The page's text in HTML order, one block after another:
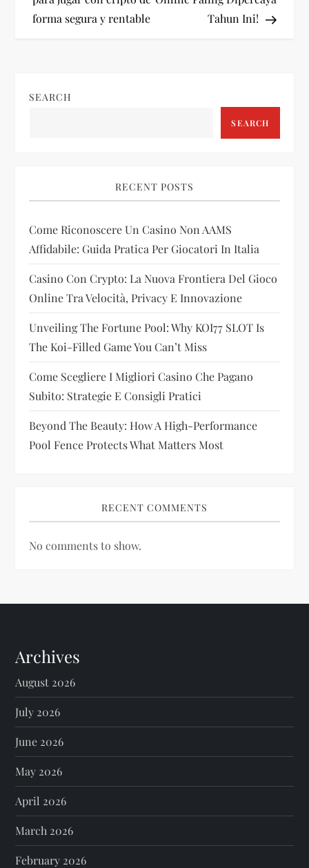
s
a
g
a
t
i
o
n
forma segura y rentable
Tahun Ini!
SEARCH
SEARCH
RECENT POSTS
Come Riconoscere Un Casino Non AAMS
Affidabile: Guida Pratica Per Giocatori In Italia
Casino Con Crypto: La Nuova Frontiera Del Gioco
Online Tra Velocità, Privacy E Innovazione
Unveiling The Fortune Pool: Why KOI77 SLOT Is
The Koi-Filled Game You Can’t Miss
Come Scegliere I Migliori Casino Che Pagano
Subito: Strategie E Consigli Pratici
Beyond The Beauty: How A High-Performance
Pool Fence Protects What Matters Most
RECENT COMMENTS
No comments to show.
Archives
August 2026
July 2026
June 2026
May 2026
April 2026
March 2026
February 2026